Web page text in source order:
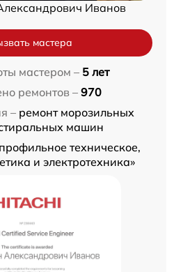
Иванов
мастера
мастером – 5 лет
ремонтов – 970
– ремонт морозильных
машин
профильное техническое,
и электротехника»